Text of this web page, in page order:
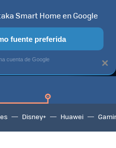
GANGAS OFERTAS EN
Disney+ Huawei
×
Smart Home en Google
fuente preferida
cuenta de Google